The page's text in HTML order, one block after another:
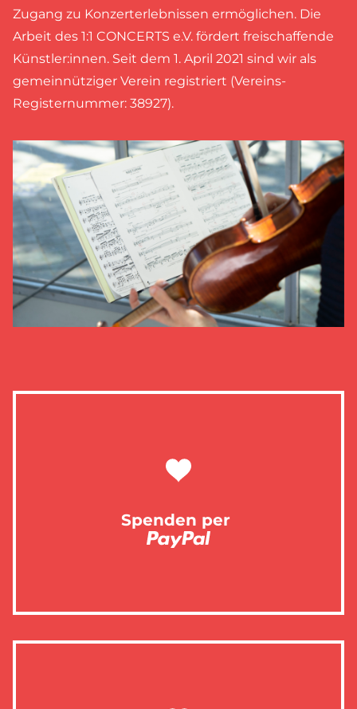
Zugang zu Konzerterlebnissen ermöglichen. Die
Arbeit des 1:1 CONCERTS e.V. fördert freischaffende
Künstler:innen. Seit dem 1. April 2021 sind wir als
gemeinnütziger Verein registriert (Vereins-
Registernummer: 38927).
Spenden per